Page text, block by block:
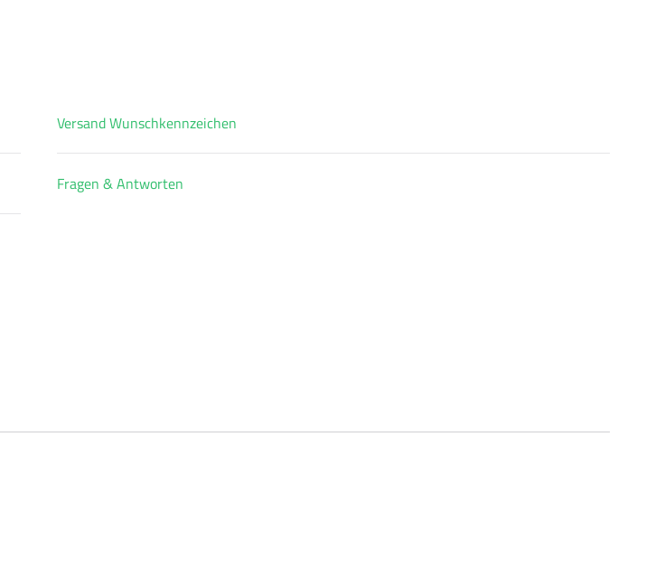
Versand Wunschkennzeichen
Fragen & Antworten